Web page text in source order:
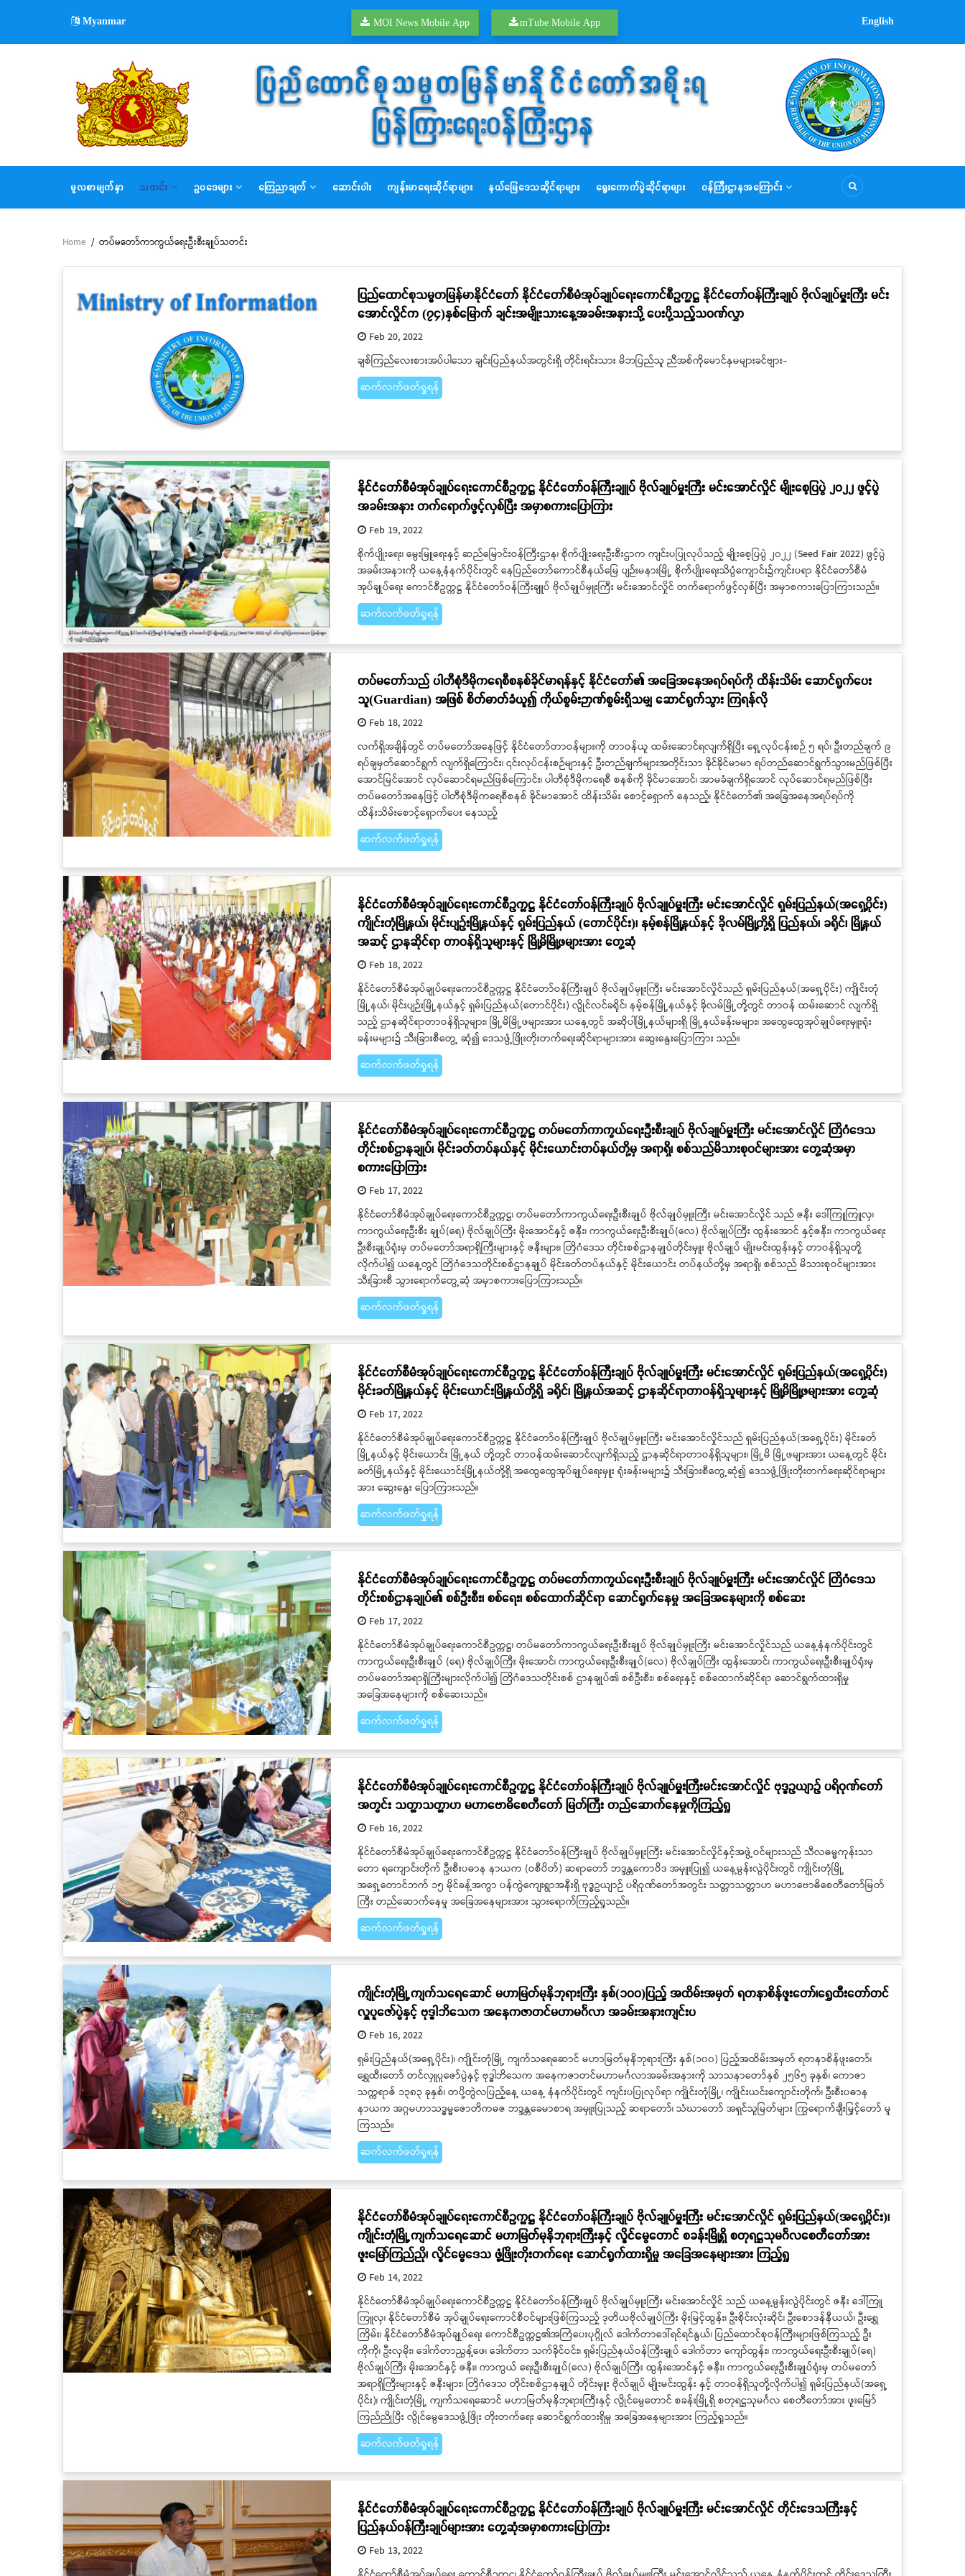
main
Myanmar MOI News Mobile App mTube Mobile App English
MAIN
NAVIGATION
မူလစာမျက်နှာ သတင်း ဥပဒေများ ကြေညာချက် ဆောင်းပါး ကျန်းမာရေးဆိုင်ရာများ နယ်မြေဒေသဆိုင်ရာများ ရွေးကောက်ပွဲဆိုင်ရာများ ဝန်ကြီးဌာနအကြောင်း
Breadcrumb
Home / တပ်မတော်ကာကွယ်ရေးဦးစီးချုပ်သတင်း
ပြည်ထောင်စုသမ္မတမြန်မာနိုင်ငံတော် နိုင်ငံတော်စီမံအုပ်ချုပ်ရေးကောင်စီဥက္ကဋ္ဌ နိုင်ငံတော်ဝန်ကြီးချုပ် ဗိုလ်ချုပ်မှူးကြီး မင်း
အောင်လှိုင်က (၇၄)နှစ်မြောက် ချင်းအမျိုးသားနေ့အခမ်းအနားသို့ ပေးပို့သည့်သဝဏ်လွှာ
Feb 20, 2022
ချစ်ကြည်လေးစားအပ်ပါသော ချင်းပြည်နယ်အတွင်းရှိ တိုင်းရင်းသား မိဘပြည်သူ ညီအစ်ကိုမောင်နှမများခင်ဗျား-
ဆက်လက်ဖတ်ရှုရန်
နိုင်ငံတော်စီမံအုပ်ချုပ်ရေးကောင်စီဥက္ကဋ္ဌ နိုင်ငံတော်ဝန်ကြီးချူပ် ဗိုလ်ချုပ်မှူးကြီး မင်းအောင်လှိုင် မျိုးစေ့ပြပွဲ ၂၀၂၂ ဖွင့်ပွဲ
အခမ်းအနား တက်ရောက်ဖွင့်လှစ်ပြီး အမှာစကားပြောကြား
Feb 19, 2022
စိုက်ပျိုးရေး၊ မွေးမြူရေးနှင့် ဆည်မြောင်းဝန်ကြီးဌာန၊ စိုက်ပျိုးရေးဦးစီးဌာက ကျင်းပပြုလုပ်သည့် မျိုးစေ့ပြပွဲ ၂၀၂၂ (Seed Fair 2022) ဖွင့်ပွဲ
အခမ်းအနားကို ယနေ့နံနက်ပိုင်းတွင် နေပြည်တော်ကောင်စီနယ်မြေ ပျဉ်းမနားမြို့ စိုက်ပျိုးရေးသိပ္ပံကျောင်း၌ကျင်းပရာ နိုင်ငံတော်စီမံ
အုပ်ချုပ်ရေး ကောင်စီဥက္ကဋ္ဌ နိုင်ငံတော်ဝန်ကြီးချူပ် ဗိုလ်ချုပ်မှူးကြီး မင်းအောင်လှိုင် တက်ရောက်ဖွင့်လှစ်ပြီး အမှာစကားပြောကြားသည်။
ဆက်လက်ဖတ်ရှုရန်
တပ်မတော်သည် ပါတီစုံဒီမိုကရေစီစနစ်ခိုင်မာရန်နှင့် နိုင်ငံတော်၏ အခြေအနေအရပ်ရပ်ကို ထိန်းသိမ်း ဆောင်ရွက်ပေး
သူ(Guardian) အဖြစ် စိတ်ဓာတ်ခံယူ၍ ကိုယ်စွမ်းဉာဏ်စွမ်းရှိသမျှ ဆောင်ရွက်သွား ကြရန်လို
Feb 18, 2022
လက်ရှိအချိန်တွင် တပ်မတော်အနေဖြင့် နိုင်ငံတော်တာဝန်များကို တာဝန်ယူ ထမ်းဆောင်ရလျက်ရှိပြီး ရှေ့လုပ်ငန်းစဉ် ၅ ရပ်၊ ဦးတည်ချက် ၉
ရပ်ချမှတ်ဆောင်ရွက် လျက်ရှိကြောင်း၊ ၎င်းလုပ်ငန်းစဉ်များနှင့် ဦးတည်ချက်များအတိုင်းသာ ခိုင်ခိုင်မာမာ ရပ်တည်ဆောင်ရွက်သွားမည်ဖြစ်ပြီး
အောင်မြင်အောင် လုပ်ဆောင်ရမည်ဖြစ်ကြောင်း၊ ပါတီစုံဒီမိုကရေစီ စနစ်ကို ခိုင်မာအောင်၊ အာမခံချက်ရှိအောင် လုပ်ဆောင်ရမည်ဖြစ်ပြီး
တပ်မတော်အနေဖြင့် ပါတီစုံဒီမိုကရေစီစနစ် ခိုင်မာအောင် ထိန်းသိမ်း စောင့်ရှောက် နေသည့်၊ နိုင်ငံတော်၏ အခြေအနေအရပ်ရပ်ကို
ထိန်းသိမ်းစောင့်ရှောက်ပေး နေသည့်
ဆက်လက်ဖတ်ရှုရန်
နိုင်ငံတော်စီမံအုပ်ချုပ်ရေးကောင်စီဥက္ကဋ္ဌ နိုင်ငံတော်ဝန်ကြီးချုပ် ဗိုလ်ချုပ်မှူးကြီး မင်းအောင်လှိုင် ရှမ်းပြည်နယ်(အရှေ့ပိုင်း)
ကျိုင်းတုံမြို့နယ်၊ မိုင်းပျဉ်းမြို့နယ်နှင့် ရှမ်းပြည်နယ် (တောင်ပိုင်း)၊ နမ့်စန်မြို့နယ်နှင့် ခိုလမ်မြို့တို့ရှိ ပြည်နယ်၊ ခရိုင်၊ မြို့နယ်
အဆင့် ဌာနဆိုင်ရာ တာဝန်ရှိသူများနှင့် မြို့မိမြို့ဖများအား တွေ့ဆုံ
Feb 18, 2022
နိုင်ငံတော်စီမံအုပ်ချုပ်ရေးကောင်စီဥက္ကဋ္ဌ နိုင်ငံတော်ဝန်ကြီးချုပ် ဗိုလ်ချုပ်မှူးကြီး မင်းအောင်လှိုင်သည် ရှမ်းပြည်နယ်(အရှေ့ပိုင်း) ကျိုင်းတုံ
မြို့နယ်၊ မိုင်းပျဉ်းမြို့နယ်နှင့် ရှမ်းပြည်နယ်(တောင်ပိုင်း) လွိုင်လင်ခရိုင်၊ နမ့်စန်မြို့နယ်နှင့် ခိုလမ်မြို့တို့တွင် တာဝန် ထမ်းဆောင် လျက်ရှိ
သည့် ဌာနဆိုင်ရာတာဝန်ရှိသူများ၊ မြို့မိမြို့ဖများအား ယနေ့တွင် အဆိုပါမြို့နယ်များရှိ မြို့နယ်ခန်းမများ၊ အထွေထွေအုပ်ချုပ်ရေးမှူးရုံး
ခန်းမများ၌ သီးခြားစီတွေ့ ဆုံ၍ ဒေသဖွံ့ဖြိုးတိုးတက်ရေးဆိုင်ရာများအား ဆွေးနွေးပြောကြား သည်။
ဆက်လက်ဖတ်ရှုရန်
နိုင်ငံတော်စီမံအုပ်ချုပ်ရေးကောင်စီဥက္ကဋ္ဌ တပ်မတော်ကာကွယ်ရေးဦးစီးချုပ် ဗိုလ်ချုပ်မှူးကြီး မင်းအောင်လှိုင် တြိဂံဒေသ
တိုင်းစစ်ဌာနချုပ်၊ မိုင်းခတ်တပ်နယ်နှင့် မိုင်းယောင်းတပ်နယ်တို့မှ အရာရှိ၊ စစ်သည်မိသားစုဝင်များအား တွေ့ဆုံအမှာ
စကားပြောကြား
Feb 17, 2022
နိုင်ငံတော်စီမံအုပ်ချုပ်ရေးကောင်စီဥက္ကဋ္ဌ၊ တပ်မတော်ကာကွယ်ရေးဦးစီးချုပ် ဗိုလ်ချုပ်မှူးကြီး မင်းအောင်လှိုင် သည် ဇနီး ဒေါ်ကြူကြူလှ၊
ကာကွယ်ရေးဦးစီး ချုပ်(ရေ) ဗိုလ်ချုပ်ကြီး မိုးအောင်နှင့် ဇနီး၊ ကာကွယ်ရေးဦးစီးချုပ်(လေ) ဗိုလ်ချုပ်ကြီး ထွန်းအောင် နှင့်ဇနီး၊ ကာကွယ်ရေး
ဦးစီးချုပ်ရုံးမှ တပ်မတော်အရာရှိကြီးများနှင့် ဇနီးများ၊ တြိဂံဒေသ တိုင်းစစ်ဌာနချုပ်တိုင်းမှူး ဗိုလ်ချုပ် မျိုးမင်းထွန်းနှင့် တာဝန်ရှိသူတို့
လိုက်ပါ၍ ယနေ့တွင် တြိဂံဒေသတိုင်းစစ်ဌာနချုပ် မိုင်းခတ်တပ်နယ်နှင့် မိုင်းယောင်း တပ်နယ်တို့မှ အရာရှိ၊ စစ်သည် မိသားစုဝင်များအား
သီးခြားစီ သွားရောက်တွေ့ဆုံ အမှာစကားပြောကြားသည်။
ဆက်လက်ဖတ်ရှုရန်
နိုင်ငံတော်စီမံအုပ်ချုပ်ရေးကောင်စီဥက္ကဋ္ဌ နိုင်ငံတော်ဝန်ကြီးချုပ် ဗိုလ်ချုပ်မှူးကြီး မင်းအောင်လှိုင် ရှမ်းပြည်နယ်(အရှေ့ပိုင်း)
မိုင်းခတ်မြို့နယ်နှင့် မိုင်းယောင်းမြို့နယ်တို့ရှိ ခရိုင်၊ မြို့နယ်အဆင့် ဌာနဆိုင်ရာတာဝန်ရှိသူများနှင့် မြို့မိမြို့ဖများအား တွေ့ဆုံ
Feb 17, 2022
နိုင်ငံတော်စီမံအုပ်ချုပ်ရေးကောင်စီဥက္ကဋ္ဌ နိုင်ငံတော်ဝန်ကြီးချုပ် ဗိုလ်ချုပ်မှူးကြီး မင်းအောင်လှိုင်သည် ရှမ်းပြည်နယ်(အရှေ့ပိုင်း) မိုင်းခတ်
မြို့နယ်နှင့် မိုင်းယောင်း မြို့နယ် တို့တွင် တာဝန်ထမ်းဆောင်လျက်ရှိသည့် ဌာနဆိုင်ရာတာဝန်ရှိသူများ၊ မြို့မိ မြို့ဖများအား ယနေ့တွင် မိုင်း
ခတ်မြို့နယ်နှင့် မိုင်းယောင်းမြို့နယ်တို့ရှိ အထွေထွေအုပ်ချုပ်ရေးမှူး ရုံးခန်းမများ၌ သီးခြားစီတွေ့ဆုံ၍ ဒေသဖွံ့ဖြိုးတိုးတက်ရေးဆိုင်ရာများ
အား ဆွေးနွေး ပြောကြားသည်။
ဆက်လက်ဖတ်ရှုရန်
နိုင်ငံတော်စီမံအုပ်ချုပ်ရေးကောင်စီဥက္ကဋ္ဌ တပ်မတော်ကာကွယ်ရေးဦးစီးချုပ် ဗိုလ်ချုပ်မှူးကြီး မင်းအောင်လှိုင် တြိဂံဒေသ
တိုင်းစစ်ဌာနချုပ်၏ စစ်ဦးစီး၊ စစ်ရေး၊ စစ်ထောက်ဆိုင်ရာ ဆောင်ရွက်နေမှု အခြေအနေများကို စစ်ဆေး
Feb 17, 2022
နိုင်ငံတော်စီမံအုပ်ချုပ်ရေးကောင်စီဥက္ကဋ္ဌ၊ တပ်မတော်ကာကွယ်ရေးဦးစီးချုပ် ဗိုလ်ချုပ်မှူးကြီး မင်းအောင်လှိုင်သည် ယနေ့နံနက်ပိုင်းတွင်
ကာကွယ်ရေးဦးစီးချုပ် (ရေ) ဗိုလ်ချုပ်ကြီး မိုးအောင်၊ ကာကွယ်ရေးဦးစီးချုပ်(လေ) ဗိုလ်ချုပ်ကြီး ထွန်းအောင်၊ ကာကွယ်ရေးဦးစီးချုပ်ရုံးမှ
တပ်မတော်အရာရှိကြီးများလိုက်ပါ၍ တြိဂံဒေသတိုင်းစစ် ဌာနချုပ်၏ စစ်ဦးစီး၊ စစ်ရေးနှင့် စစ်ထောက်ဆိုင်ရာ ဆောင်ရွက်ထားရှိမှု
အခြေအနေများကို စစ်ဆေးသည်။
ဆက်လက်ဖတ်ရှုရန်
နိုင်ငံတော်စီမံအုပ်ချုပ်ရေးကောင်စီဥက္ကဋ္ဌ နိုင်ငံတော်ဝန်ကြီးချုပ် ဗိုလ်ချုပ်မှူးကြီးမင်းအောင်လှိုင် ဗုဒ္ဓဥယျာဉ် ပရိဝုဏ်တော်
အတွင်း သတ္တာသတ္တာဟ မဟာဗောဓိစေတီတော် မြတ်ကြီး တည်ဆောက်နေမှုကိုကြည့်ရှု
Feb 16, 2022
နိုင်ငံတော်စီမံအုပ်ချုပ်ရေးကောင်စီဥက္ကဋ္ဌ နိုင်ငံတော်ဝန်ကြီးချုပ် ဗိုလ်ချုပ်မှူးကြီး မင်းအောင်လှိုင်နှင့်အဖွဲ့ဝင်များသည် သီလဓမ္မကုန်းသာ
တော ရကျောင်းတိုက် ဦးစီးပဓာန နာယက (ဝစီပိတ်) ဆရာတော် ဘဒ္ဒန္တကောဝိဒ အမှူးပြု၍ ယနေ့မွန်းလွဲပိုင်းတွင် ကျိုင်းတုံမြို့
အရှေ့တောင်ဘက် ၁၅ မိုင်ခန့်အကွာ ပန်ကွဲကျေးရွာအနီးရှိ ဗုဒ္ဓဥယျာဉ် ပရိဝုဏ်တော်အတွင်း သတ္တာသတ္တာဟ မဟာဗောဓိစေတီတော်မြတ်
ကြီး တည်ဆောက်နေမှု အခြေအနေများအား သွားရောက်ကြည့်ရှုသည်။
ဆက်လက်ဖတ်ရှုရန်
ကျိုင်းတုံမြို့ ကျက်သရေဆောင် မဟာမြတ်မုနိဘုရားကြီး နှစ်(၁၀၀)ပြည့် အထိမ်းအမှတ် ရတနာစိန်ဖူးတော်၊ရွှေထီးတော်တင်
လှူပူဇော်ပွဲနှင့် ဗုဒ္ဓါဘိသေက အနေကဇာတင်မဟာမင်္ဂလာ အခမ်းအနားကျင်းပ
Feb 16, 2022
ရှမ်းပြည်နယ်(အရှေ့ပိုင်း)၊ ကျိုင်းတုံမြို့ ကျက်သရေဆောင် မဟာမြတ်မုနိဘုရားကြီး နှစ်(၁၀၀) ပြည့်အထိမ်းအမှတ် ရတနာစိန်ဖူးတော်၊
ရွှေထီးတော် တင်လှူပူဇော်ပွဲနှင့် ဗုဒ္ဓါဘိသေက အနေကဇာတင်မဟာမင်္ဂလာအခမ်းအနားကို သာသနာတော်နှစ် ၂၅၆၅ ခုနှစ်၊ ကောဇာ
သက္ကရာဇ် ၁၃၈၃ ခုနှစ်၊ တပို့တွဲလပြည့်နေ့ ယနေ့ နံနက်ပိုင်းတွင် ကျင်းပပြုလုပ်ရာ ကျိုင်းတုံမြို့၊ ကျိုင်းယင်းကျောင်းတိုက်၊ ဦးစီးပဓာန
နာယက အဂ္ဂမဟာသဒ္ဓမ္မဇောတိကဓဇ ဘဒ္ဒန္တခေမာစာရ အမှူးပြုသည့် ဆရာတော်၊ သံဃာတော် အရှင်သူမြတ်များ ကြွရောက်ချီးမြှင့်တော် မူ
ကြသည်။
ဆက်လက်ဖတ်ရှုရန်
နိုင်ငံတော်စီမံအုပ်ချုပ်ရေးကောင်စီဥက္ကဋ္ဌ နိုင်ငံတော်ဝန်ကြီးချုပ် ဗိုလ်ချုပ်မှူးကြီး မင်းအောင်လှိုင် ရှမ်းပြည်နယ်(အရှေ့ပိုင်း)၊
ကျိုင်းတုံမြို့ ကျက်သရေဆောင် မဟာမြတ်မုနိဘုရားကြီးနှင့် လွိုင်မွေတောင် စခန်းမြို့ရှိ စတုရဋ္ဌသုမင်္ဂလစေတီတော်အား
ဖူးမြော်ကြည်ညို၊ လွိုင်မွေဒေသ ဖွံ့ဖြိုးတိုးတက်ရေး ဆောင်ရွက်ထားရှိမှု အခြေအနေများအား ကြည့်ရှု
Feb 14, 2022
နိုင်ငံတော်စီမံအုပ်ချုပ်ရေးကောင်စီဥက္ကဋ္ဌ နိုင်ငံတော်ဝန်ကြီးချုပ် ဗိုလ်ချုပ်မှူးကြီး မင်းအောင်လှိုင် သည် ယနေ့မွန်းလွဲပိုင်းတွင် ဇနီး ဒေါ်ကြူ
ကြူလှ၊ နိုင်ငံတော်စီမံ အုပ်ချုပ်ရေးကောင်စီဝင်များဖြစ်ကြသည့် ဒုတိယဗိုလ်ချုပ်ကြီး မိုးမြင့်ထွန်း၊ ဦးစိုင်းလုံးဆိုင်၊ ဦးစောဒန်နီယယ်၊ ဦးရွှေ
ကြိမ်း၊ နိုင်ငံတော်စီမံအုပ်ချုပ်ရေး ကောင်စီဥက္ကဋ္ဌ၏အကြံပေးပုဂ္ဂိုလ် ဒေါက်တာဒေါ်ရင်ရင်နွယ်၊ ပြည်ထောင်စုဝန်ကြီးများဖြစ်ကြသည့် ဦး
ကိုကို၊ ဦးလှမိုး၊ ဒေါက်တာညွန့်ဖေ၊ ဒေါက်တာ သက်ခိုင်ဝင်း၊ ရှမ်းပြည်နယ်ဝန်ကြီးချုပ် ဒေါက်တာ ကျော်ထွန်း၊ ကာကွယ်ရေးဦးစီးချုပ်(ရေ)
ဗိုလ်ချုပ်ကြီး မိုးအောင်နှင့် ဇနီး၊ ကာကွယ် ရေးဦးစီးချုပ်(လေ) ဗိုလ်ချုပ်ကြီး ထွန်းအောင်နှင့် ဇနီး၊ ကာကွယ်ရေးဦးစီးချုပ်ရုံးမှ တပ်မတော်
အရာရှိကြီးများနှင့် ဇနီးများ၊ တြိဂံဒေသ တိုင်းစစ်ဌာနချုပ် တိုင်းမှူး ဗိုလ်ချုပ် မျိုးမင်းထွန်း နှင့် တာဝန်ရှိသူတို့လိုက်ပါ၍ ရှမ်းပြည်နယ်(အရှေ့
ပိုင်း)၊ ကျိုင်းတုံမြို့ ကျက်သရေဆောင် မဟာမြတ်မုနိဘုရားကြီးနှင့် လွိုင်မွေတောင် စခန်းမြို့ရှိ စတုရဋ္ဌသုမင်္ဂလ စေတီတော်အား ဖူးမြော်
ကြည်ညိုပြီး လွိုင်မွေဒေသဖွံ့ဖြိုး တိုးတက်ရေး ဆောင်ရွက်ထားရှိမှု အခြေအနေများအား ကြည့်ရှုသည်။
ဆက်လက်ဖတ်ရှုရန်
နိုင်ငံတော်စီမံအုပ်ချုပ်ရေးကောင်စီဥက္ကဋ္ဌ နိုင်ငံတော်ဝန်ကြီးချုပ် ဗိုလ်ချုပ်မှူးကြီး မင်းအောင်လှိုင် တိုင်းဒေသကြီးနှင့်
ပြည်နယ်ဝန်ကြီးချုပ်များအား တွေ့ဆုံအမှာစကားပြောကြား
Feb 13, 2022